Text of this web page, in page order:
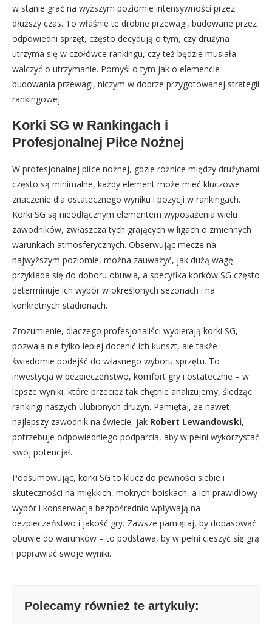
w stanie grać na wyższym poziomie intensywności przez
dłuższy czas. To właśnie te drobne przewagi, budowane przez
odpowiedni sprzęt, często decydują o tym, czy drużyna
utrzyma się w czołówce rankingu, czy też będzie musiała
walczyć o utrzymanie. Pomyśl o tym jak o elemencie
budowania przewagi, niczym w dobrze przygotowanej strategii
rankingowej.
Korki SG w Rankingach i
Profesjonalnej Piłce Nożnej
W profesjonalnej piłce nożnej, gdzie różnice między drużynami
często są minimalne, każdy element może mieć kluczowe
znaczenie dla ostatecznego wyniku i pozycji w rankingach.
Korki SG są nieodłącznym elementem wyposażenia wielu
zawodników, zwłaszcza tych grających w ligach o zmiennych
warunkach atmosferycznych. Obserwując mecze na
najwyższym poziomie, można zauważyć, jak dużą wagę
przykłada się do doboru obuwia, a specyfika korków SG często
determinuje ich wybór w określonych sezonach i na
konkretnych stadionach.
Zrozumienie, dlaczego profesjonaliści wybierają korki SG,
pozwala nie tylko lepiej docenić ich kunszt, ale także
świadomie podejść do własnego wyboru sprzętu. To
inwestycja w bezpieczeństwo, komfort gry i ostatecznie – w
lepsze wyniki, które przecież tak chętnie analizujemy, śledząc
rankingi naszych ulubionych drużyn. Pamiętaj, że nawet
najlepszy zawodnik na świecie, jak Robert Lewandowski,
potrzebuje odpowiedniego podparcia, aby w pełni wykorzystać
swój potencjał.
Podsumowując, korki SG to klucz do pewności siebie i
skuteczności na miękkich, mokrych boiskach, a ich prawidłowy
wybór i konserwacja bezpośrednio wpływają na
bezpieczeństwo i jakość gry. Zawsze pamiętaj, by dopasować
obuwie do warunków – to podstawa, by w pełni cieszyć się grą
i poprawiać swoje wyniki.
Polecamy również te artykuły: